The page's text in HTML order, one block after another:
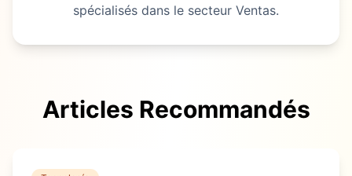
spécialisés dans le secteur Ventas.
Articles Recommandés